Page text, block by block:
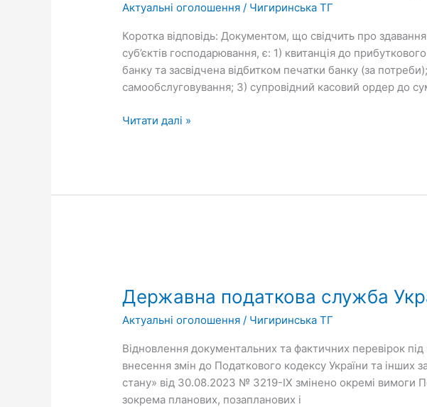
Актуальні оголошення / Чигиринська ТГ
Коротка відповідь: Документом, що свідчить про
суб’єктів господарювання, є: 1) квитанція до
банку та засвідчена відбитком печатки банку (за
самообслуговування; 3) супровідний касовий ордер до
виручки
банку
та
є
підтвердженням
готівки
господарювання?
Читати далі »
Державна податкова служба
Актуальні оголошення / Чигиринська ТГ
Відновлення документальних та фактичних перевірок
внесення змін до Податкового кодексу України та інших
стану» від 30.08.2023 № 3219-ІХ змінено окремі вимоги
зокрема планових, позапланових і
служба
України
інформує